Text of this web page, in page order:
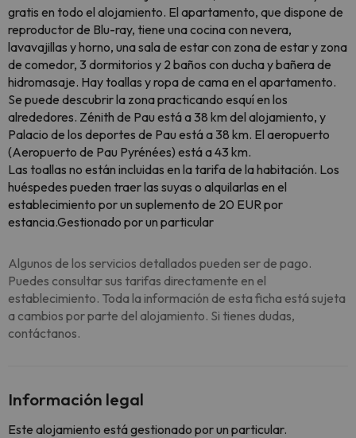
gratis en todo el alojamiento. El apartamento, que dispone de
reproductor de Blu-ray, tiene una cocina con nevera,
lavavajillas y horno, una sala de estar con zona de estar y zona
de comedor, 3 dormitorios y 2 baños con ducha y bañera de
hidromasaje. Hay toallas y ropa de cama en el apartamento.
Se puede descubrir la zona practicando esquí en los
alrededores. Zénith de Pau está a 38 km del alojamiento, y
Palacio de los deportes de Pau está a 38 km. El aeropuerto
(Aeropuerto de Pau Pyrénées) está a 43 km.
Las toallas no están incluidas en la tarifa de la habitación. Los
huéspedes pueden traer las suyas o alquilarlas en el
establecimiento por un suplemento de 20 EUR por
estancia.Gestionado por un particular
Algunos de los servicios detallados pueden ser de pago.
Puedes consultar sus tarifas directamente en el
establecimiento. Toda la información de esta ficha está sujeta
a cambios por parte del alojamiento. Si tienes dudas,
contáctanos.
Información legal
Este alojamiento está gestionado por un particular.